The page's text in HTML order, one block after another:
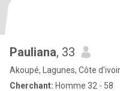
Pauliana, 33
Akoupé, Lagunes, Côte
Cherchant: Homme 32 - 58